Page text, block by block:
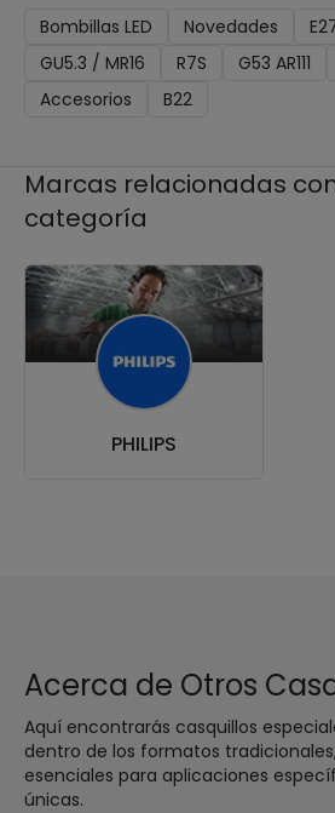
Bombillas LED Novedades
GU5.3 / MR16
R7S G53 AR111
Accesorios
B22
Marcas relacionadas
categoría
PHILIPS
Acerca de Otros
Aquí encontrarás casquillos
dentro de los formatos
esenciales para aplicaciones
únicas.